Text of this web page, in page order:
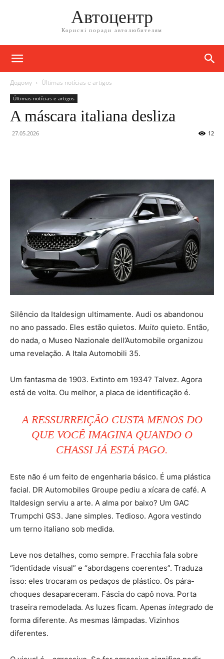
Автоцентр
Корисні поради автолюбителям
Додому Últimas notícias e artigos
Últimas notícias e artigos
A máscara italiana desliza
27.05.2026 12
Silêncio da Italdesign ultimamente. Audi os abandonou
no ano passado. Eles estão quietos. Muito quieto. Então,
do nada, o Museo Nazionale dell’Automobile organizou
uma revelação. A Itala Automobili 35.
Um fantasma de 1903. Extinto em 1934? Talvez. Agora
está de volta. Ou melhor, a placa de identificação é.
A RESSURREIÇÃO CUSTA MENOS DO
QUE VOCÊ IMAGINA QUANDO O
CHASSI JÁ ESTÁ PAGO.
Este não é um feito de engenharia básico. É uma plástica
facial. DR Automobiles Groupe pediu a xícara de café. A
Italdesign serviu a arte. A alma por baixo? Um GAC
Trumpchi GS3. Jane simples. Tedioso. Agora vestindo
um terno italiano sob medida.
Leve nos detalhes, como sempre. Fracchia fala sobre
“identidade visual” e “abordagens coerentes”. Traduza
isso: eles trocaram os pedaços de plástico. Os pára-
choques desapareceram. Fáscia do capô nova. Porta
traseira remodelada. As luzes ficam. Apenas integrado de
forma diferente. As mesmas lâmpadas. Vizinhos
diferentes.